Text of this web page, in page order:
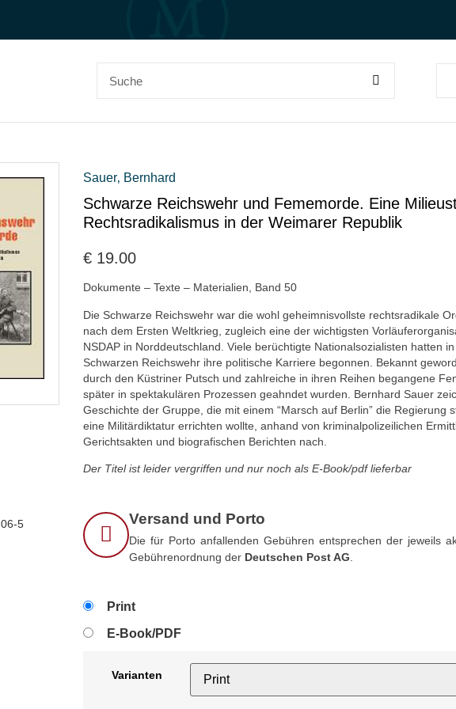
5
Sauer‚ Bernhard
Schwarze Reichswehr und Fememorde. Eine
Rechtsradikalismus in der Weimarer Republik
€ 19.00
Dokumente – Texte – Materialien, Band 50
Die Schwarze Reichswehr war die wohl geheimnisvollste rechtsradikale
nach dem Ersten Weltkrieg, zugleich eine der wichtigsten
NSDAP in Norddeutschland. Viele berüchtigte Nationalsozialisten hatten
Schwarzen Reichswehr ihre politische Karriere begonnen. Bekannt
durch den Küstriner Putsch und zahlreiche in ihren Reihen begangene
später in spektakulären Prozessen geahndet wurden. Bernhard Sauer
Geschichte der Gruppe, die mit einem “Marsch auf Berlin” die Regierung
eine Militärdiktatur errichten wollte, anhand von kriminalpolizeilichen
Gerichtsakten und biografischen Berichten nach.
Der Titel ist leider vergriffen und nur noch als E-Book/pdf lieferbar
Versand und Porto
Die für Porto anfallenden Gebühren entsprechen der jeweils
Gebührenordnung der Deutschen Post AG
Print
E-Book/PDF
Varianten